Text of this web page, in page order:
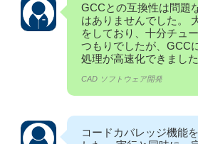
GCCとの互換性は問題
はありませんでした。
をしており、十分チュ
つもりでしたが、GCC
処理が高速化できました
CAD ソフトウェア開発
コードカバレッジ機能